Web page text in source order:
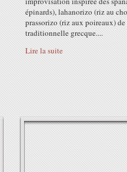
épinards), lahanorizo (riz au
prassorizo (riz aux poireaux)
traditionnelle grecque....
Lire la suite